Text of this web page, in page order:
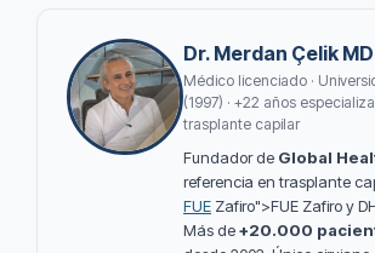
Dr. Merdan Çelik MD
Médico licenciado ·
(1997) · +22 años
trasplante capilar
Fundador de Global
referencia en trasplante
FUE Zafiro">FUE Zafiro y
Más de+20.000